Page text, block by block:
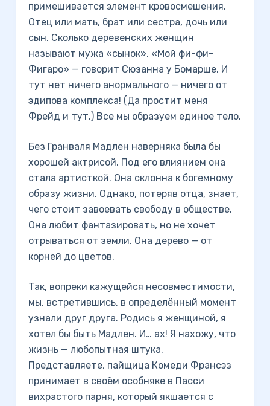
примешивается элемент кровосмешения.
Отец или мать, брат или сестра, дочь или
сын. Сколько деревенских женщин
называют мужа «сынок». «Мой фи-фи-
Фигаро» — говорит Сюзанна у Бомарше. И
тут нет ничего анормального — ничего от
эдипова комплекса! (Да простит меня
Фрейд и тут.) Все мы образуем единое тело.
Без Гранваля Мадлен наверняка была бы
хорошей актрисой. Под его влиянием она
стала артисткой. Она склонна к богемному
образу жизни. Однако, потеряв отца, знает,
чего стоит завоевать свободу в обществе.
Она любит фантазировать, но не хочет
отрываться от земли. Она дерево — от
корней до цветов.
Так, вопреки кажущейся несовместимости,
мы, встретившись, в определённый момент
узнали друг друга. Родись я женщиной, я
хотел бы быть Мадлен. И… ах! Я нахожу, что
жизнь — любопытная штука.
Представляете, пайщица Комеди Франсэз
принимает в своём особняке в Пасси
вихрастого парня, который якшается с